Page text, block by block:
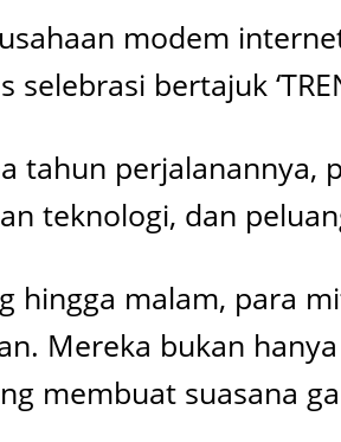
modem
selebrasi bertajuk
tahun perjalanannya,
teknologi, dan
hingga malam, para
Mereka bukan
membuat suasana